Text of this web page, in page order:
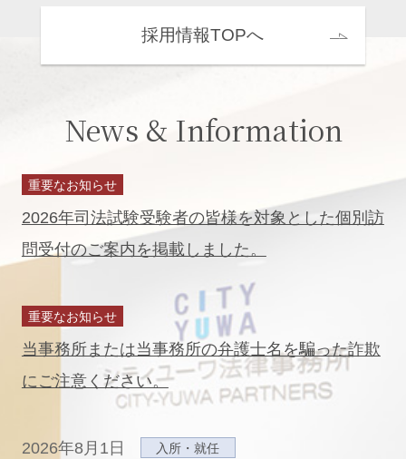
採用情報TOPへ
News & Information
重要なお知らせ
2026年司法試験受験者の皆様を対象とした個別訪
問受付のご案内を掲載しました。
重要なお知らせ
当事務所または当事務所の弁護士名を騙った詐欺
にご注意ください。
2026年8月1日 入所・就任